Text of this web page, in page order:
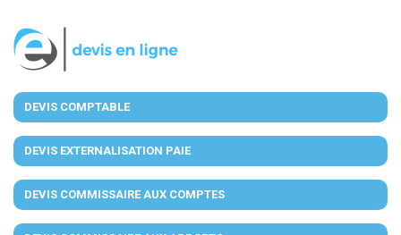
DEVIS COMPTABLE
DEVIS EXTERNALISATION PAIE
DEVIS COMMISSAIRE AUX COMPTES